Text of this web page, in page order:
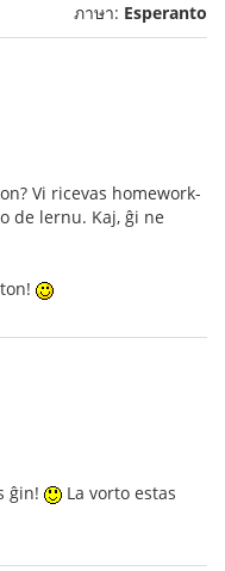
ภาษา: Esperanto
Vi ricevas homework-
de lernu. Kaj, ĝi ne
ĝin!
La vorto estas